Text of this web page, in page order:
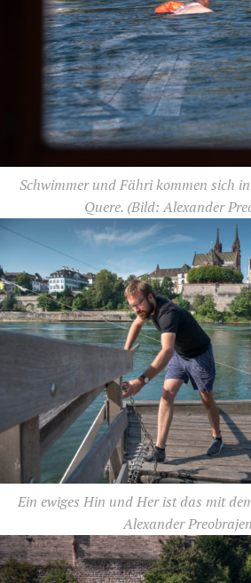
Schwimmer und Fähri kommen sich
Quere. (Bild: Alexander
Ein ewiges Hin und Her ist das mit
Alexander